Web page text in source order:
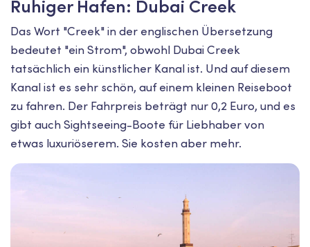
Ruhiger Hafen: Dubai Creek
Das Wort "Creek" in der englischen Übersetzung
bedeutet "ein Strom", obwohl Dubai Creek
tatsächlich ein künstlicher Kanal ist. Und auf diesem
Kanal ist es sehr schön, auf einem kleinen Reiseboot
zu fahren. Der Fahrpreis beträgt nur 0,2 Euro, und es
gibt auch Sightseeing-Boote für Liebhaber von
etwas luxuriöserem. Sie kosten aber mehr.